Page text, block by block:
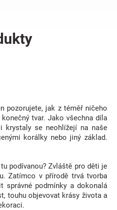
pozorujete, jak z téměř ničeho
tvar. Jako všechna díla
krystaly se neohlížejí na naše
korálky nebo jiný základ.
podívanou? Zvláště pro děti je
Zatímco v přírodě trvá tvorba
správné podmínky a dokonalá
touhu objevovat krásy života a